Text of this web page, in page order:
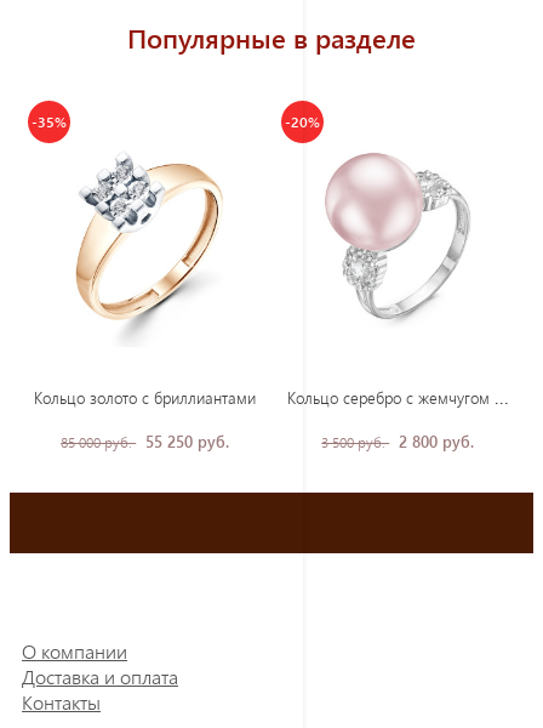
Популярные в разделе
-35%
Кольцо золото с бриллиантами
85 000 руб. 55 250 руб.
-20%
3 500 руб. 2 800 руб.
О компании
Доставка и оплата
Контакты